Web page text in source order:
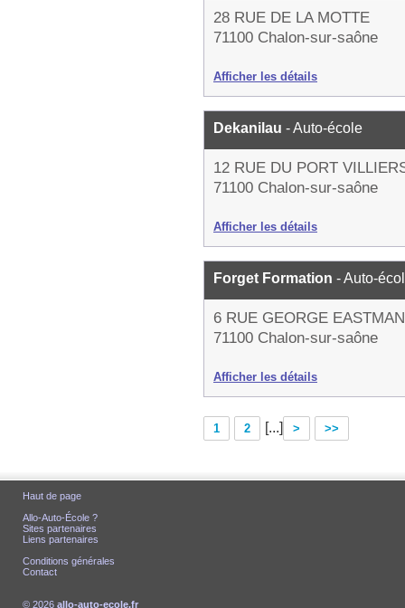
28 RUE DE LA MOTTE
71100 Chalon-sur-saône
Afficher les détails
Dekanilau - Auto-école
12 RUE DU PORT
71100 Chalon-sur-saône
Afficher les détails
Forget Formation - Auto-
6 RUE GEORGE EASTMAN
71100 Chalon-sur-saône
Afficher les détails
1 2 [...] > >>
Haut de page
Allo-Auto-École ?
Sites partenaires
Liens partenaires
Conditions générales
Contact
© 2026 allo-auto-ecole.fr